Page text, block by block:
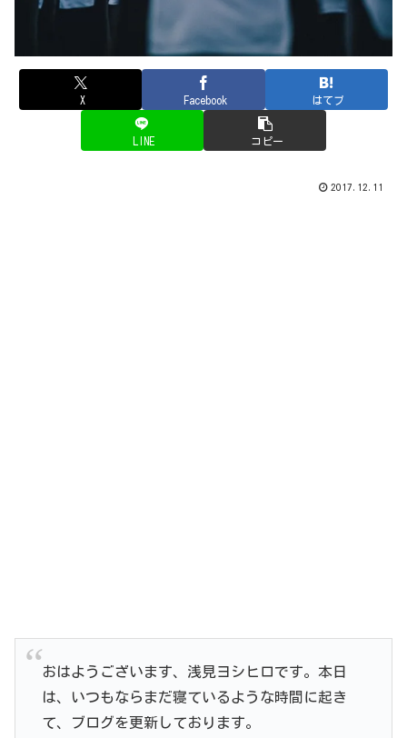
X Facebook はてブ
LINE コピー
2017.12.11
おはようございます、浅見ヨシヒロです。本日
は、いつもならまだ寝ているような時間に起き
て、ブログを更新しております。